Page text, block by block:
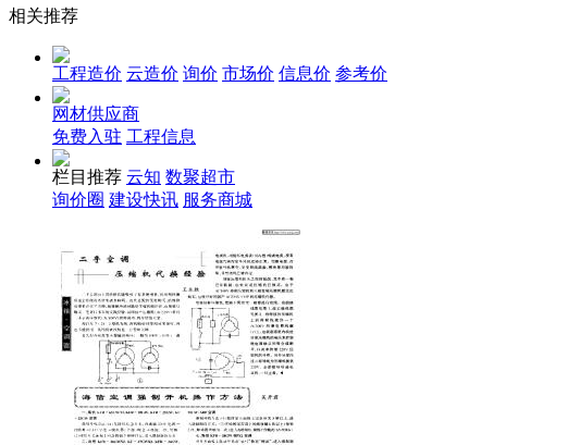
相关推荐
工程造价 云造价 询价 市场价 信息价 参考价
网材供应商
免费入驻 工程信息
栏目推荐 云知 数聚超市
询价圈 建设快讯 服务商城